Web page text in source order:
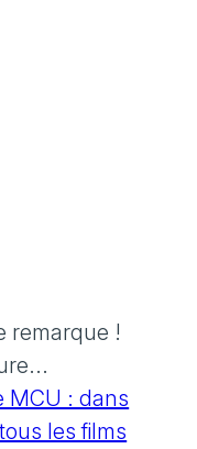
remarque !
MCU : dans
les films